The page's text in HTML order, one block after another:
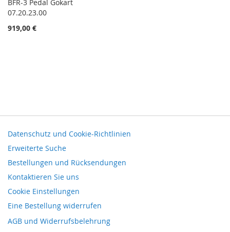
BFR-3 Pedal Gokart
07.20.23.00
919,00 €
Datenschutz und Cookie-Richtlinien
Erweiterte Suche
Bestellungen und Rücksendungen
Kontaktieren Sie uns
Cookie Einstellungen
Eine Bestellung widerrufen
AGB und Widerrufsbelehrung